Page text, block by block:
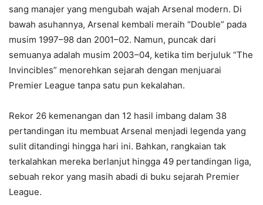
sang manajer yang mengubah wajah Arsenal modern. Di
bawah asuhannya, Arsenal kembali meraih “Double” pada
musim 1997–98 dan 2001–02. Namun, puncak dari
semuanya adalah musim 2003–04, ketika tim berjuluk “The
Invincibles” menorehkan sejarah dengan menjuarai
Premier League tanpa satu pun kekalahan.
Rekor 26 kemenangan dan 12 hasil imbang dalam 38
pertandingan itu membuat Arsenal menjadi legenda yang
sulit ditandingi hingga hari ini. Bahkan, rangkaian tak
terkalahkan mereka berlanjut hingga 49 pertandingan liga,
sebuah rekor yang masih abadi di buku sejarah Premier
League.